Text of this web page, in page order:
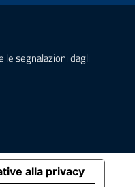
segnalazioni dagli
alla privacy